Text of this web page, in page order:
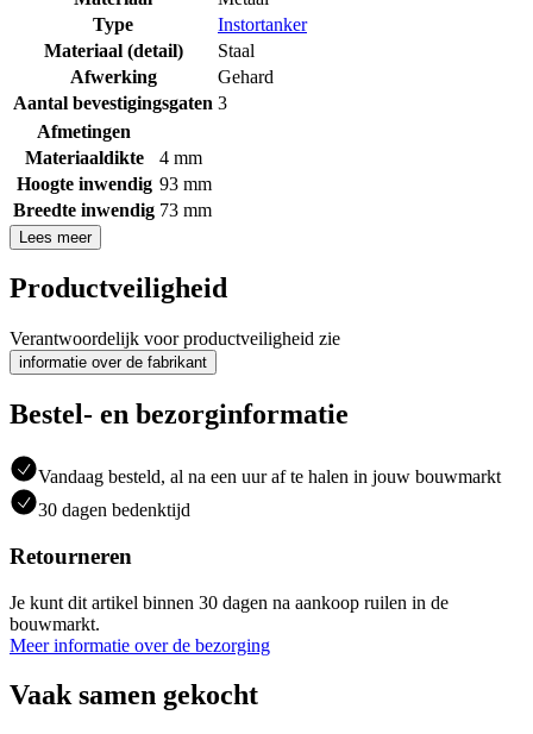
Type
Instortanker
Materiaal (detail)
Staal
Afwerking
Gehard
Aantal bevestigingsgaten 3
Afmetingen
Materiaaldikte
4 mm
Hoogte inwendig 93 mm
Breedte inwendig 73 mm
Lees meer
Productveiligheid
Verantwoordelijk voor productveiligheid zie
informatie over de fabrikant
Bestel- en bezorginformatie
Vandaag besteld, al na een uur af te halen in jouw bouwmarkt
30 dagen bedenktijd
Retourneren
Je kunt dit artikel binnen 30 dagen na aankoop ruilen in de
bouwmarkt.
Meer informatie over de bezorging
Vaak samen gekocht